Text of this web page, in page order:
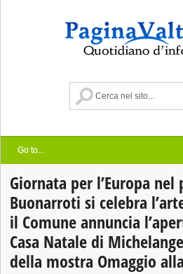
Giornata per l’Europa nel
Buonarroti si celebra
il Comune annuncia
Casa Natale di
della mostra Omaggio